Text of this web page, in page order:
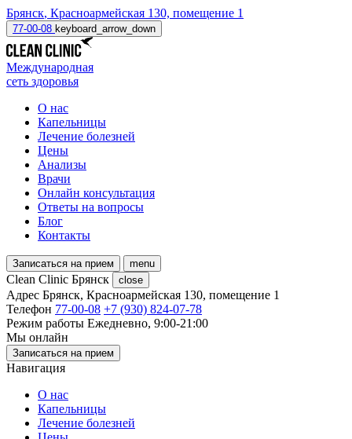
Брянск, Красноармейская 130, помещение 1
77-00-08 keyboard_arrow_down
Международная
сеть здоровья
О нас
Капельницы
Лечение болезней
Цены
Анализы
Врачи
Онлайн консультация
Ответы на вопросы
Блог
Контакты
Записаться на прием menu
Clean Clinic Брянск close
Адрес Брянск, Красноармейская 130, помещение 1
Телефон 77-00-08 +7 (930) 824-07-78
Режим работы Ежедневно, 9:00-21:00
Мы онлайн
Записаться на прием
Навигация
О нас
Капельницы
Лечение болезней